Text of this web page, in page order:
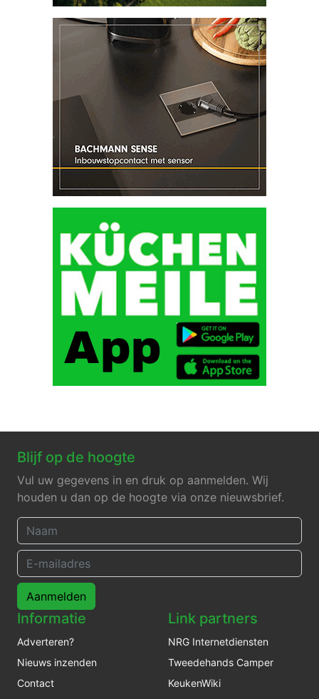
Blijf op de hoogte
Vul uw gegevens in en druk op aanmelden. Wij
houden u dan op de hoogte via onze nieuwsbrief.
Aanmelden
Informatie
Adverteren?
Nieuws inzenden
Contact
Link partners
NRG Internetdiensten
Tweedehands Camper
KeukenWiki